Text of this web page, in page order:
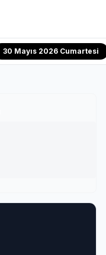
30 Mayıs 2026 Cumartesi